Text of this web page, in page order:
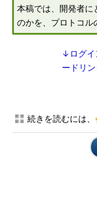
本稿では、開発者に
のかを、プロトコル
↓ログイ
ードリ
続きを読むには、